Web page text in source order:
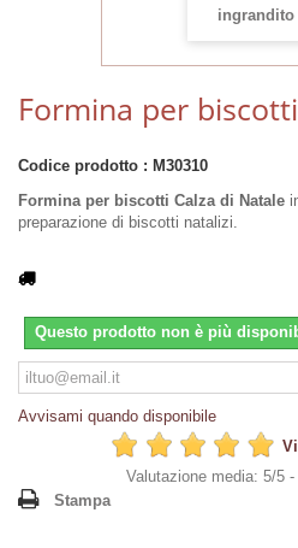
ingrandito
Formina per
Codice prodotto : M30310
Formina per biscotti Calza di Natale
preparazione di biscotti natalizi.
Questo prodotto non è più
Avvisami quando disponibile
Valutazione media: 5/5 -
Stampa